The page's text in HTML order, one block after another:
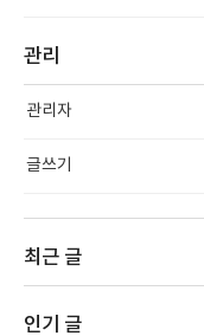
관리
관리자
글쓰기
최근 글
인기 글